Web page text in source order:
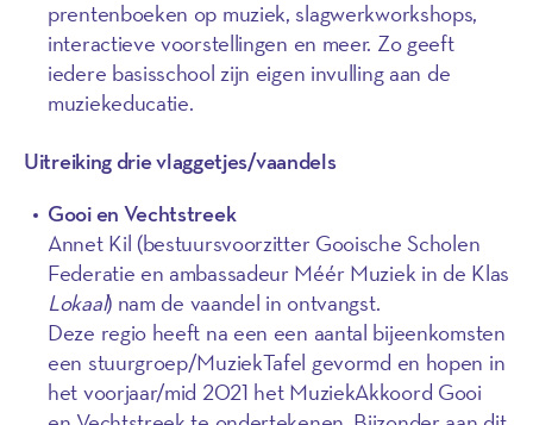
prentenboeken op muziek, slagwerkworkshops,
interactieve voorstellingen en meer. Zo geeft
iedere basisschool zijn eigen invulling aan de
muziekeducatie.
Uitreiking drie vlaggetjes/vaandels
Gooi en Vechtstreek
Annet Kil (bestuursvoorzitter Gooische Scholen
Federatie en ambassadeur Méér Muziek in de Klas
Lokaal) nam de vaandel in ontvangst.
Deze regio heeft na een een aantal bijeenkomsten
een stuurgroep/MuziekTafel gevormd en hopen in
het voorjaar/mid 2021 het MuziekAkkoord Gooi